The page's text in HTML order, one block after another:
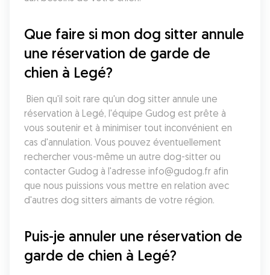
Que faire si mon dog sitter annule
une réservation de garde de
chien à Legé?
réservation à Legé, l'équipe Gudog est prête à
vous soutenir et à minimiser tout inconvénient en
cas d'annulation. Vous pouvez éventuellement
rechercher vous-même un autre dog-sitter ou
contacter Gudog à l'adresse info@gudog.fr afin
que nous puissions vous mettre en relation avec
d'autres dog sitters aimants de votre région.
Puis-je annuler une réservation de
garde de chien à Legé?